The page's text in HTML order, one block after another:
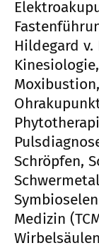
Hildegard
Schröpfen,
Medizin